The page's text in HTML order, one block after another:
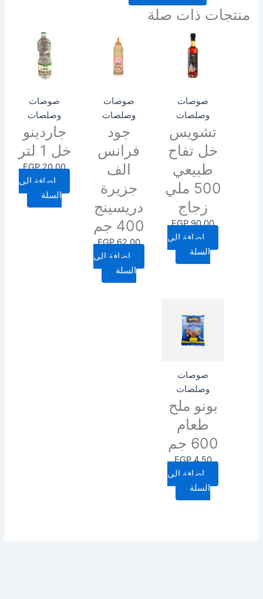
منتجات ذات صلة
صوصات
وصلصات
تشويس
خل تفاح
طبيعي
500 ملي
زجاج
EGP90.00
إضافة إلى
السلة
صوصات
وصلصات
جود
فرانس
الف
جزيرة
دريسينج
400 جم
EGP62.00
إضافة إلى
السلة
صوصات
وصلصات
جاردينو
خل 1 لتر
EGP20.00
إضافة إلى
السلة
صوصات
وصلصات
بونو ملح
طعام
600 جم
EGP4.50
إضافة إلى
السلة